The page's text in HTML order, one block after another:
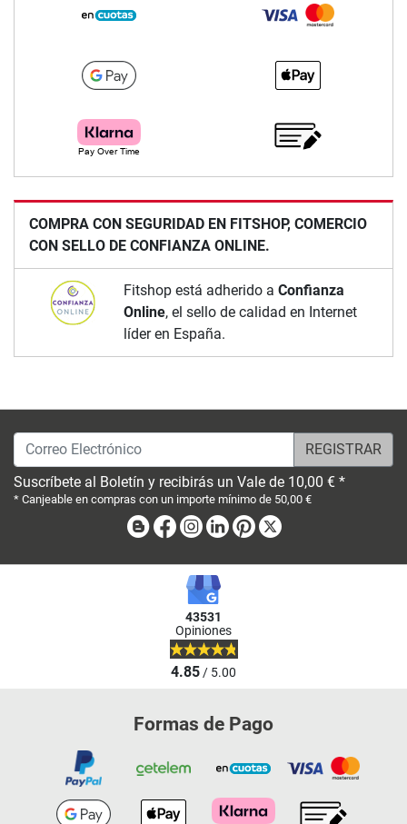
COMPRA CON SEGURIDAD EN FITSHOP, COMERCIO
CON SELLO DE CONFIANZA ONLINE.
Fitshop está adherido a Confianza
Online, el sello de calidad en Internet
líder en España.
Correo Electrónico
Suscríbete al Boletín y recibirás un Vale de 10,00 € *
* Canjeable en compras con un importe mínimo de 50,00 €
BlogFacebook
Instagram
LinkedinPinterest
43531
Opiniones
4.85/ 5.00
Formas de Pago